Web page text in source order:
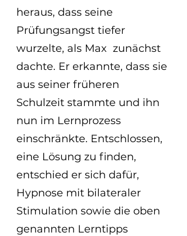
heraus, dass seine
Prüfungsangst tiefer
wurzelte, als Max  zunächst
dachte. Er erkannte, dass sie
aus seiner früheren
Schulzeit stammte und ihn
nun im Lernprozess
einschränkte. Entschlossen,
eine Lösung zu finden,
entschied er sich dafür,
Hypnose mit bilateraler
Stimulation sowie die oben
genannten Lerntipps